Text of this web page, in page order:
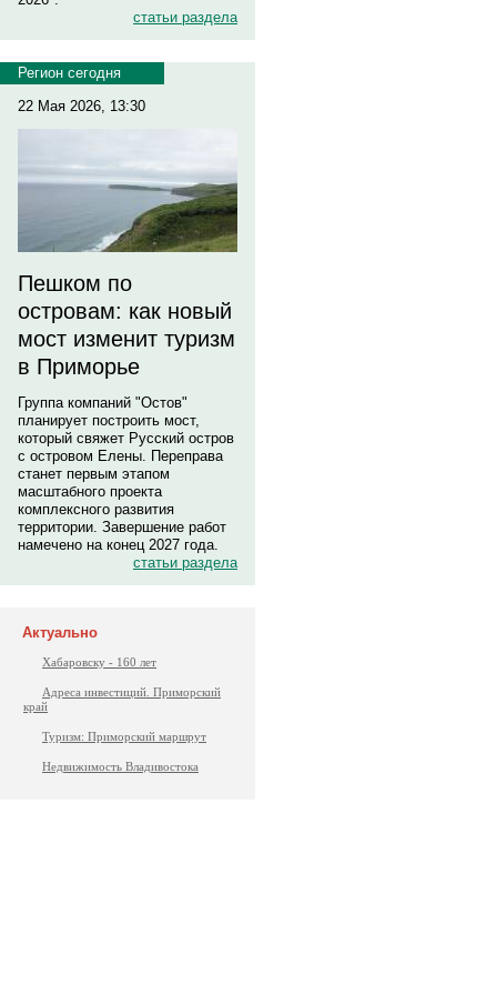
статьи раздела
Регион сегодня
22 Мая 2026, 13:30
Пешком по
островам: как новый
мост изменит туризм
в Приморье
Группа компаний "Остов"
планирует построить мост,
который свяжет Русский остров
с островом Елены. Переправа
станет первым этапом
масштабного проекта
комплексного развития
территории. Завершение работ
намечено на конец 2027 года.
статьи раздела
Актуально
Хабаровску - 160 лет
Адреса инвестиций. Приморский
край
Туризм: Приморский маршрут
Недвижимость Владивостока